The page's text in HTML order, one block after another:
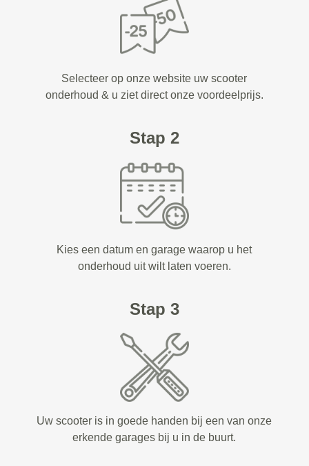
Selecteer op onze website uw scooter
onderhoud & u ziet direct onze voordeelprijs.
Stap 2
Kies een datum en garage waarop u het
onderhoud uit wilt laten voeren.
Stap 3
Uw scooter is in goede handen bij een van onze
erkende garages bij u in de buurt.